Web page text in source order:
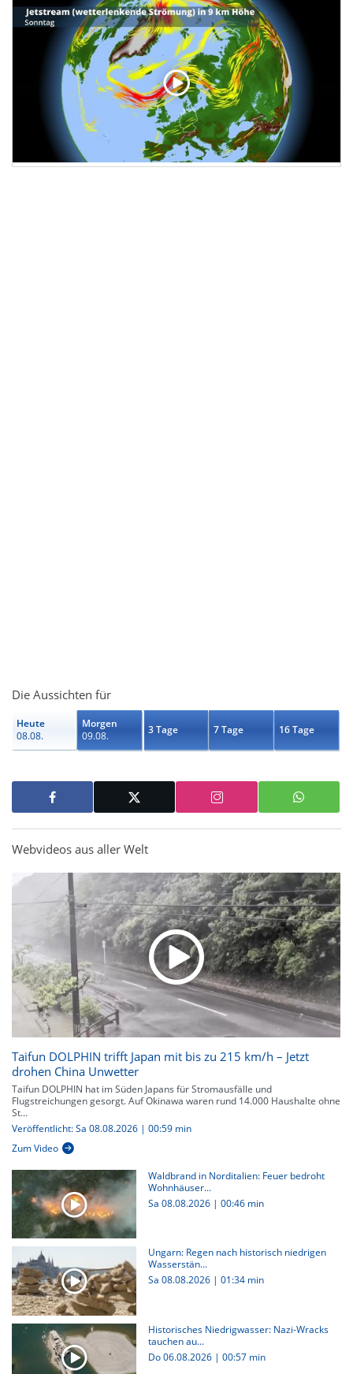
Die Aussichten für
Heute
08.08.
Morgen
09.08.
3 Tage 7 Tage 16 Tage
Webvideos aus aller Welt
Taifun DOLPHIN trifft Japan mit bis zu 215 km/h – Jetzt
drohen China Unwetter
Taifun DOLPHIN hat im Süden Japans für Stromausfälle und
Flugstreichungen gesorgt. Auf Okinawa waren rund 14.000 Haushalte ohne
St...
Veröffentlicht: Sa 08.08.2026 | 00:59 min
Zum Video
Waldbrand in Norditalien: Feuer bedroht
Wohnhäuser...
Sa 08.08.2026 | 00:46 min
Ungarn: Regen nach historisch niedrigen
Wasserstän...
Sa 08.08.2026 | 01:34 min
Historisches Niedrigwasser: Nazi-Wracks
tauchen au...
Do 06.08.2026 | 00:57 min